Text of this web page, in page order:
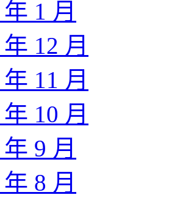
1 月
12 月
11 月
10 月
9 月
8 月